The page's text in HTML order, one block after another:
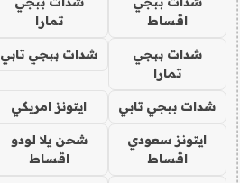
اقساط
تمارا
شدات ببجي
تمارا
شدات ببجي تابي
شدات ببجي تابي ايتونز امريكي
ايتونز سعودي
اقساط
شحن يلا لودو
اقساط